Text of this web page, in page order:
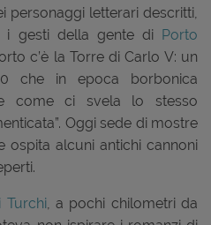
personaggi letterari descritti,
i gesti della gente di Porto
c’è la Torre di Carlo V: un
che in epoca borbonica
come ci svela lo stesso
Oggi sede di mostre
ospita alcuni antichi cannoni
Turchi, a pochi chilometri da